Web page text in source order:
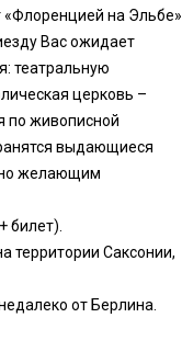
на Эльбе»
Вас ожидает
театральную
церковь –
по живописной
выдающиеся
желающим
билет).
территории Саксонии,
от Берлина.